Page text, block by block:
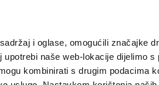
i oglase, omogućili značajke
naše web-lokacije dijelimo s
kombinirati s drugim podacima
Co robić? Co